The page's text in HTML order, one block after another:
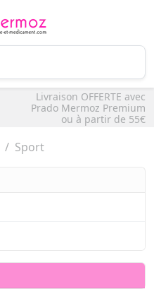
Livraison OFFERTE avec
Prado Mermoz Premium
ou à partir de 55€
Sport